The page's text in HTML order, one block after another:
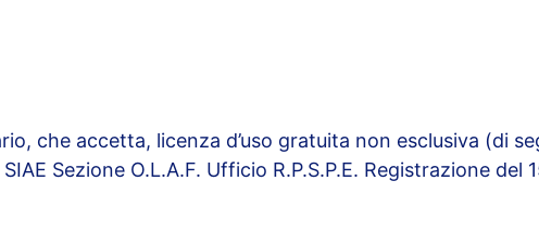
che accetta, licenza d’uso gratuita non esclusiva (di
Sezione O.L.A.F. Ufficio R.P.S.P.E. Registrazione